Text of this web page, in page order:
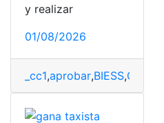
y realizar
01/08/2026
_cc1,aprobar,BIESS,Cuánto